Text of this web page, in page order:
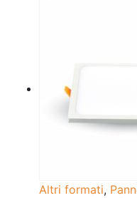
Altri formati,